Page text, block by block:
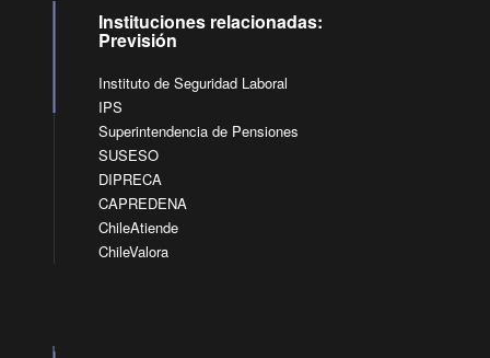
Instituciones relacionadas:
Previsión
Instituto de Seguridad Laboral
IPS
Superintendencia de Pensiones
SUSESO
DIPRECA
CAPREDENA
ChileAtiende
ChileValora